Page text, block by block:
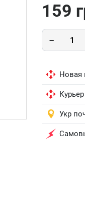
159
Новая
Укр